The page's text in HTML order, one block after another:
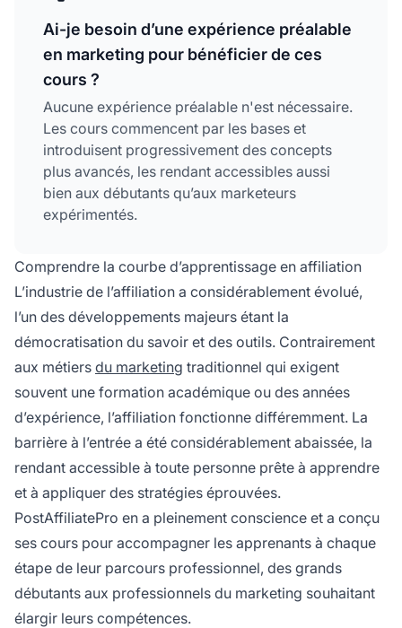
Ai-je besoin d’une expérience préalable
en marketing pour bénéficier de ces
cours ?
Aucune expérience préalable n'est nécessaire.
Les cours commencent par les bases et
introduisent progressivement des concepts
plus avancés, les rendant accessibles aussi
bien aux débutants qu’aux marketeurs
expérimentés.
Comprendre la courbe d’apprentissage en affiliation
L’industrie de l’affiliation a considérablement évolué,
l’un des développements majeurs étant la
démocratisation du savoir et des outils. Contrairement
aux métiers du marketing traditionnel qui exigent
souvent une formation académique ou des années
d’expérience, l’affiliation fonctionne différemment. La
barrière à l’entrée a été considérablement abaissée, la
rendant accessible à toute personne prête à apprendre
et à appliquer des stratégies éprouvées.
PostAffiliatePro en a pleinement conscience et a conçu
ses cours pour accompagner les apprenants à chaque
étape de leur parcours professionnel, des grands
débutants aux professionnels du marketing souhaitant
élargir leurs compétences.